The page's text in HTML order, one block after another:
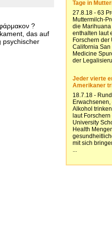
?
das auf
psychischer